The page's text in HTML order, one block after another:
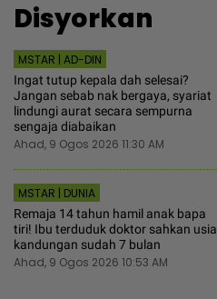
Disyorkan
MSTAR | AD-DIN
Ingat tutup kepala dah selesai?
Jangan sebab nak bergaya, syariat
lindungi aurat secara sempurna
sengaja diabaikan
Ahad, 9 Ogos 2026 11:30 AM
MSTAR | DUNIA
Remaja 14 tahun hamil anak bapa
tiri! Ibu terduduk doktor sahkan usia
kandungan sudah 7 bulan
Ahad, 9 Ogos 2026 10:53 AM